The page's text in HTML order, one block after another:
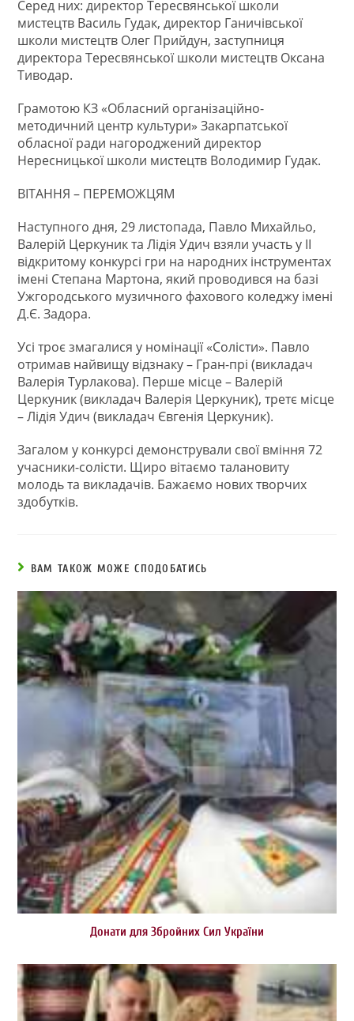
Серед них: директор Тересвянської школи
мистецтв Василь Гудак, директор Ганичівської
школи мистецтв Олег Прийдун, заступниця
директора Тересвянської школи мистецтв Оксана
Тиводар.
Грамотою КЗ «Обласний організаційно-
методичний центр культури» Закарпатської
обласної ради нагороджений директор
Нересницької школи мистецтв Володимир Гудак.
ВІТАННЯ – ПЕРЕМОЖЦЯМ
Наступного дня, 29 листопада, Павло Михайльо,
Валерій Церкуник та Лідія Удич взяли участь у ІІ
відкритому конкурсі гри на народних інструментах
імені Степана Мартона, який проводився на базі
Ужгородського музичного фахового коледжу імені
Д.Є. Задора.
Усі троє змагалися у номінації «Солісти». Павло
отримав найвищу відзнаку – Гран-прі (викладач
Валерія Турлакова). Перше місце – Валерій
Церкуник (викладач Валерія Церкуник), третє місце
– Лідія Удич (викладач Євгенія Церкуник).
Загалом у конкурсі демонстрували свої вміння 72
учасники-солісти. Щиро вітаємо талановиту
молодь та викладачів. Бажаємо нових творчих
здобутків.
ВАМ ТАКОЖ МОЖЕ СПОДОБАТИСЬ
Донати для Збройних Сил України